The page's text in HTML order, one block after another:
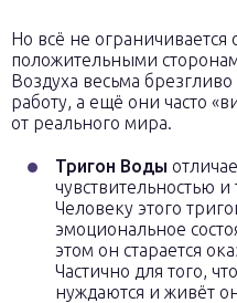
Но всё не
положительными
Воздуха весьма
работу, а ещё они часто
от реального мира.
Тригон Воды
чувствительностью
Человеку этого
эмоциональное
этом он старается
Частично для того,
нуждаются и живёт